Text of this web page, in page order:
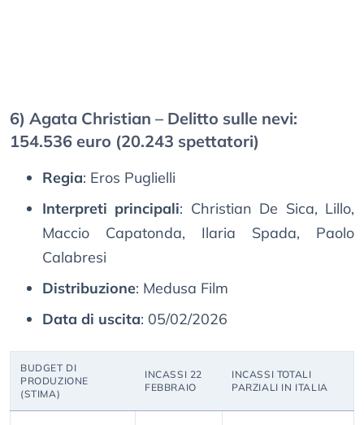
6) Agata Christian – Delitto sulle nevi:
154.536 euro (20.243 spettatori)
Regia: Eros Puglielli
Interpreti principali: Christian De Sica, Lillo,
Maccio Capatonda, Ilaria Spada, Paolo
Calabresi
Distribuzione: Medusa Film
Data di uscita: 05/02/2026
BUDGET DI
PRODUZIONE
(STIMA)
INCASSI 22
FEBBRAIO
INCASSI TOTALI
PARZIALI IN ITALIA